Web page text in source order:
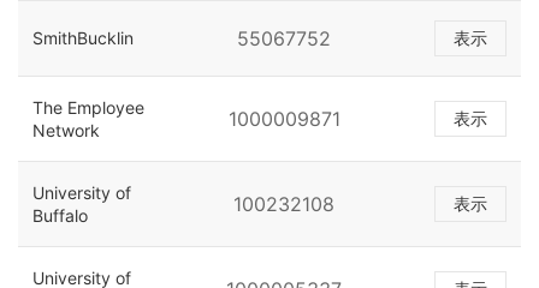
SmithBucklin 55067752 表示
The Employee
Network
1000009871 表示
University of
Buffalo
100232108 表示
University of